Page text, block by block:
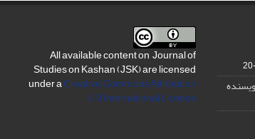
All available content on Journal of
Studies on Kashan (JSK) are licensed
under aCreative Commons Attribution
4.0 International License